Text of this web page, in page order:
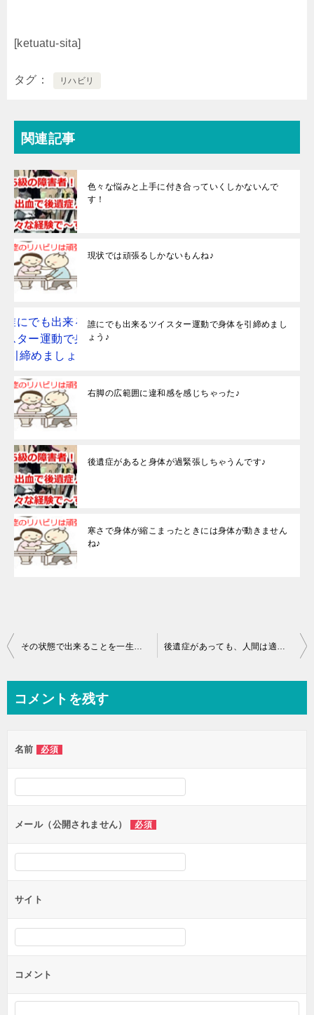
[ketuatu-sita]
タグ リハビリ
関連記事
色々な悩みと上手に付き合っていくしかないんで
す！
現状では頑張るしかないもんね♪
誰にでも出来るツイスター運動で身体を引締めまし
ょう♪
右脚の広範囲に違和感を感じちゃった♪
後遺症があると身体が過緊張しちゃうんです♪
寒さで身体が縮こまったときには身体が動きません
ね♪
投
ビ
ー
シ
ン
その状態で出来ることを一生懸命やるだけです！ 後遺症があっても、人間は適応することで成長するんですね♪
コメントを残す
名前 必須
メール（公開されません） 必須
サイト
コメント